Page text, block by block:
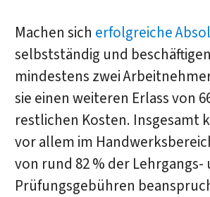
Machen sich erfolgreiche
selbstständig und
mindestens zwei
sie einen weiteren Erlass von
restlichen Kosten. Insgesamt
vor allem im
von rund 82 % der Lehrgangs-
Prüfungsgebühren